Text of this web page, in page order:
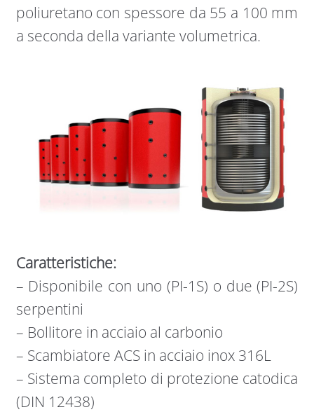
poliuretano con spessore da 55 a 100 mm
a seconda della variante volumetrica.
Caratteristiche:
– Disponibile con uno (PI-1S) o due (PI-2S)
serpentini
– Bollitore in acciaio al carbonio
– Scambiatore ACS in acciaio inox 316L
– Sistema completo di protezione catodica
(DIN 12438)